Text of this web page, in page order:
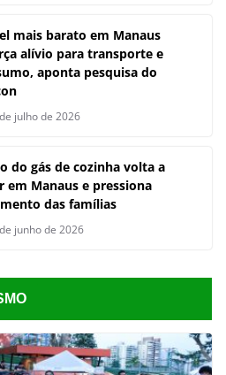
mais barato em Manaus
alívio para transporte e
aponta pesquisa do
julho de 2026
do gás de cozinha volta a
em Manaus e pressiona
das famílias
junho de 2026